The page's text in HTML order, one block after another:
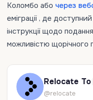
Коломбо або через
еміграції , де
інструкції щодо
можливістю щорічного
Relocate To
@relocate